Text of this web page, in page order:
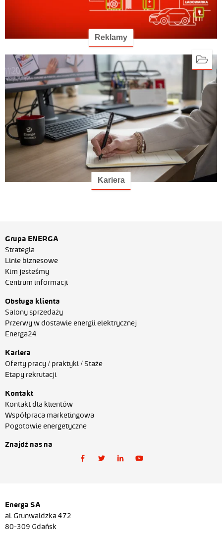
Reklamy
Kariera
Grupa ENERGA
Strategia
Linie biznesowe
Kim jesteśmy
Centrum informacji
Obsługa klienta
Salony sprzedaży
Przerwy w dostawie energii elektrycznej
Energa24
Kariera
Oferty pracy / praktyki / Staże
Etapy rekrutacji
Kontakt
Kontakt dla klientów
Współpraca marketingowa
Pogotowie energetyczne
Znajdź nas na
Energa SA
al. Grunwaldzka 472
80-309 Gdańsk